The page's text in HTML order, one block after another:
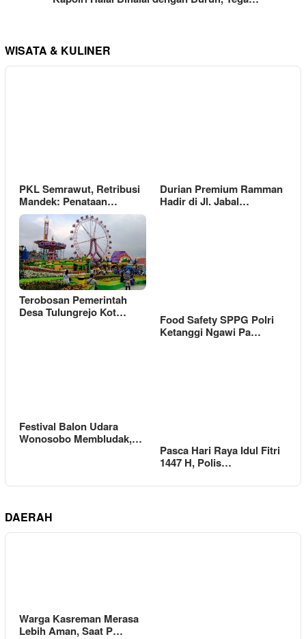
WISATA & KULINER
PKL Semrawut, Retribusi
Mandek: Penataan…
Durian Premium Ramman
Hadir di Jl. Jabal…
Terobosan Pemerintah
Desa Tulungrejo Kot…
Food Safety SPPG Polri
Ketanggi Ngawi Pa…
Festival Balon Udara
Wonosobo Membludak,…
Pasca Hari Raya Idul Fitri
1447 H, Polis…
DAERAH
Warga Kasreman Merasa
Lebih Aman, Saat P…